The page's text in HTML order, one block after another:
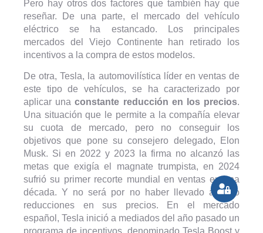
Pero hay otros dos factores que también hay que
reseñar. De una parte, el mercado del vehículo
eléctrico se ha estancado. Los principales
mercados del Viejo Continente han retirado los
incentivos a la compra de estos modelos.
De otra, Tesla, la automovilística líder en ventas de
este tipo de vehículos, se ha caracterizado por
aplicar unaconstante reducción en los precios.
Una situación que le permite a la compañía elevar
su cuota de mercado, pero no conseguir los
objetivos que pone su consejero delegado, Elon
Musk. Si en 2022 y 2023 la firma no alcanzó las
metas que exigía el magnate trumpista, en 2024
sufrió su primer recorte mundial en ventas en una
década. Y no será por no haber llevado a cabo
reducciones en sus precios. En el mercado
español, Tesla inició a mediados del año pasado un